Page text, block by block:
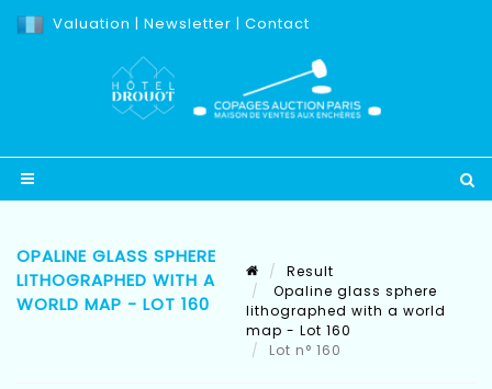
Valuation | Newsletter | Contact
OPALINE GLASS SPHERE
LITHOGRAPHED WITH A
WORLD MAP - LOT 160
Result
Opaline glass sphere
lithographed with a world
map - Lot 160
Lot n° 160